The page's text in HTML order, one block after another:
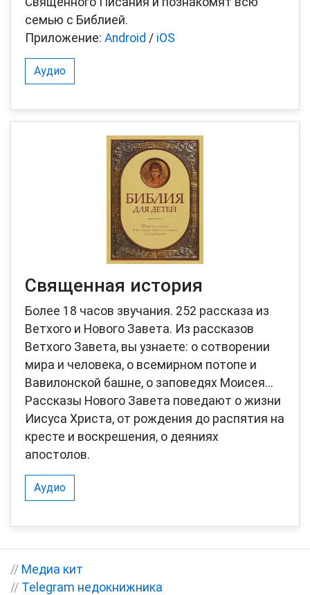
семью с Библией.
Приложение: Android / iOS
Аудио
Священная история
Более 18 часов звучания. 252 рассказа из
Ветхого и Нового Завета. Из рассказов
Ветхого Завета, вы узнаете: о сотворении
мира и человека, о всемирном потопе и
Вавилонской башне, о заповедях Моисея...
Рассказы Нового Завета поведают о жизни
Иисуса Христа, от рождения до распятия на
кресте и воскрешения, о деяниях
апостолов.
Аудио
// Медиа кит
// Telegram недокнижника